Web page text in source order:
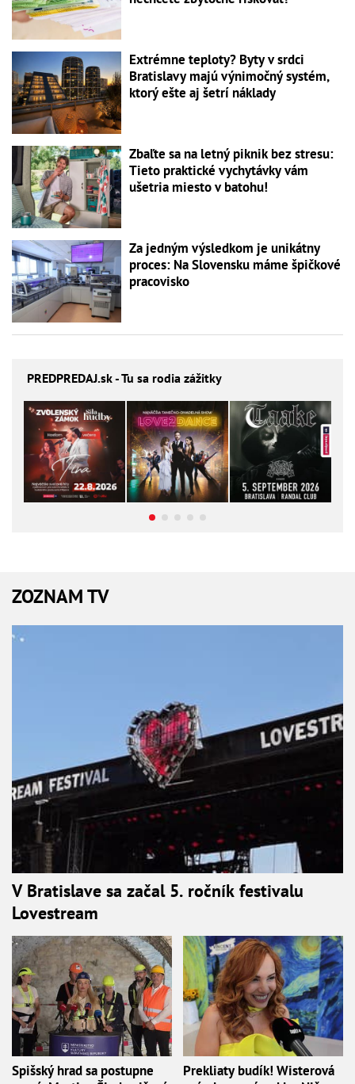
Extrémne teploty? Byty v srdci
Bratislavy majú výnimočný systém,
ktorý ešte aj šetrí náklady
Zbaľte sa na letný piknik bez stresu:
Tieto praktické vychytávky vám
ušetria miesto v batohu!
Za jedným výsledkom je unikátny
proces: Na Slovensku máme špičkové
pracovisko
PREDPREDAJ.sk - Tu sa rodia zážitky
ZOZNAM TV
V Bratislave sa začal 5. ročník festivalu
Lovestream
Spišský hrad sa postupne
Prekliaty budík! Wisterová